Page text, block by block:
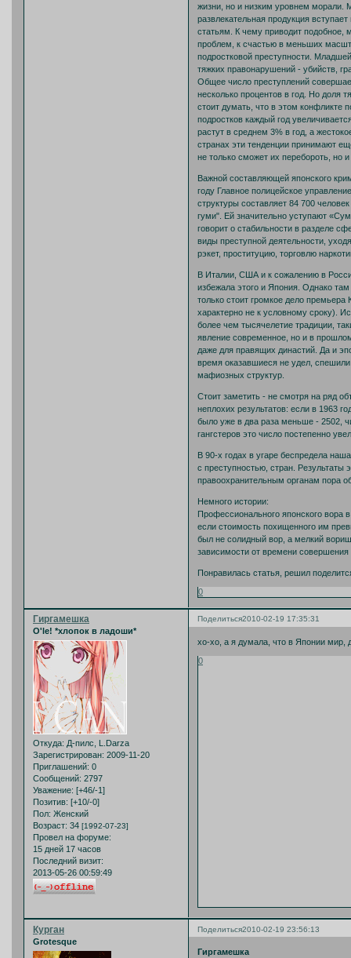
жизни, но и низким уровнем морали.
развлекательная продукция
статьям. К чему приводит
проблем, к счастью в меньших
подростковой преступности.
тяжких правонарушений - убийств,
Общее число преступлений
несколько процентов в год. Но доля
стоит думать, что в этом конфликте
подростков каждый год
растут в среднем 3% в год, а
странах эти тенденции принимают
не только сможет их перебороть, но
Важной составляющей японского
году Главное полицейское
структуры составляет 84 700
гуми". Ей значительно уступают
говорит о стабильности в разделе
виды преступной деятельности,
рэкет, проституцию, торговлю
В Италии, США и к сожалению в
избежала этого и Япония. Однако
только стоит громкое дело премьера
характерно не к условному сроку).
более чем тысячелетие традиции,
явление современное, но и в
даже для правящих династий. Да и
время оказавшиеся не удел,
мафиозных структур.
Стоит заметить - не смотря на ряд
неплохих результатов: если в 1963
было уже в два раза меньше - 2502,
гангстеров это число постепенно
В 90-х годах в угаре беспредела
с преступностью, стран.
правоохранительным органам пора
Немного истории:
Профессионального японского вора
если стоимость похищенного им
был не солидный вор, а мелкий
зависимости от времени
Понравилась статья, решил
0
Поделиться2010-02-19 17:35:31
Гиргамешка
O'le! *хлопок в ладоши*
Откуда: Д-пилс, L.Darza
Зарегистрирован: 2009-11-20
Приглашений: 0
Сообщений: 2797
Уважение: [+46/-1]
Позитив: [+10/-0]
Пол: Женский
Возраст: 34 [1992-07-23]
Провел на форуме:
15 дней 17 часов
Последний визит:
2013-05-26 00:59:49
хо-хо, а я думала, что в Японии мир,
0
Поделиться2010-02-19 23:56:13
Курган
Grotesque
Гиргамешка